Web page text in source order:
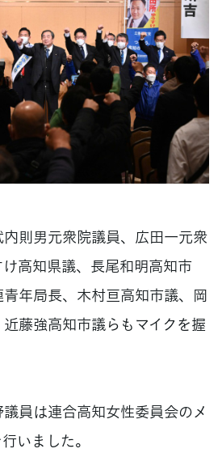
則男元衆院議員、広田一元衆
高知県議、長尾和明高知市
年局長、木村亘高知市議、岡
藤強高知市議らもマイクを握
員は連合高知女性委員会のメ
いました。